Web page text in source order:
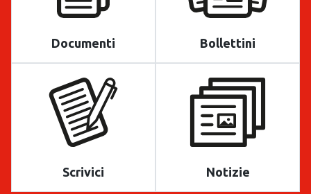
Documenti Bollettini
Scrivici Notizie